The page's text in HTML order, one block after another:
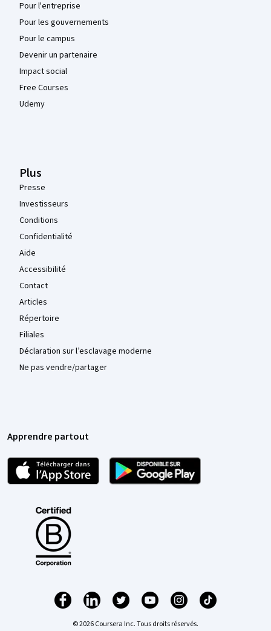
Pour l'entreprise
Pour les gouvernements
Pour le campus
Devenir un partenaire
Impact social
Free Courses
Udemy
Plus
Presse
Investisseurs
Conditions
Confidentialité
Aide
Accessibilité
Contact
Articles
Répertoire
Filiales
Déclaration sur l’esclavage moderne
Ne pas vendre/partager
Apprendre partout
© 2026 Coursera Inc. Tous droits réservés.